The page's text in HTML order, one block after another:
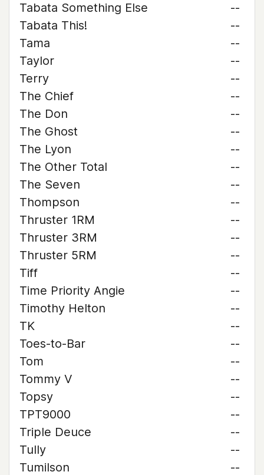
Tabata Something Else
--
Tabata This!
--
Tama
--
Taylor
--
Terry
--
The Chief
--
The Don
--
The Ghost
--
The Lyon
--
The Other Total
--
The Seven
--
Thompson
--
Thruster 1RM
--
Thruster 3RM
--
Thruster 5RM
--
Tiff
--
Time Priority Angie
--
Timothy Helton
--
TK
--
Toes-to-Bar
--
Tom
--
Tommy V
--
Topsy
--
TPT9000
--
Triple Deuce
--
Tully
--
Tumilson
--